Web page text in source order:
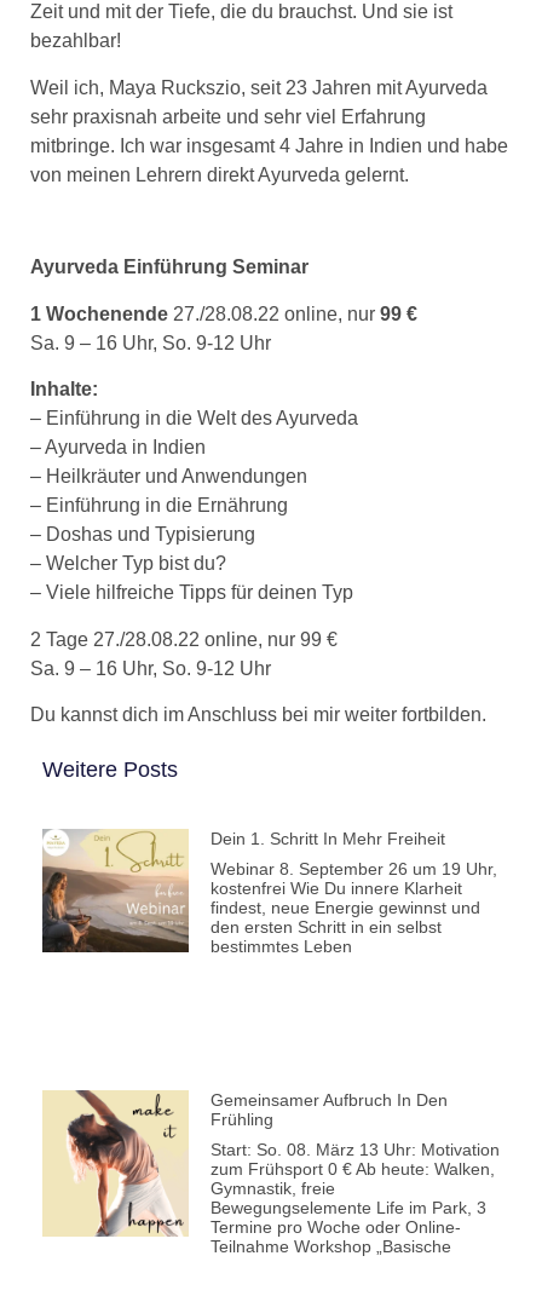
Zeit und mit der Tiefe, die du brauchst. Und sie ist
bezahlbar!
Weil ich, Maya Ruckszio, seit 23 Jahren mit Ayurveda
sehr praxisnah arbeite und sehr viel Erfahrung
mitbringe. Ich war insgesamt 4 Jahre in Indien und habe
von meinen Lehrern direkt Ayurveda gelernt.
Ayurveda Einführung Seminar
1 Wochenende 27./28.08.22 online, nur 99 €
Sa. 9 – 16 Uhr, So. 9-12 Uhr
Inhalte:
– Einführung in die Welt des Ayurveda
– Ayurveda in Indien
– Heilkräuter und Anwendungen
– Einführung in die Ernährung
– Doshas und Typisierung
– Welcher Typ bist du?
– Viele hilfreiche Tipps für deinen Typ
2 Tage 27./28.08.22 online, nur 99 €
Sa. 9 – 16 Uhr, So. 9-12 Uhr
Du kannst dich im Anschluss bei mir weiter fortbilden.
Weitere Posts
Dein 1. Schritt In Mehr Freiheit
Webinar 8. September 26 um 19 Uhr,
kostenfrei Wie Du innere Klarheit
findest, neue Energie gewinnst und
den ersten Schritt in ein selbst
bestimmtes Leben
Gemeinsamer Aufbruch In Den
Frühling
Start: So. 08. März 13 Uhr: Motivation
zum Frühsport 0 € Ab heute: Walken,
Gymnastik, freie
Bewegungselemente Life im Park, 3
Termine pro Woche oder Online-
Teilnahme Workshop „Basische